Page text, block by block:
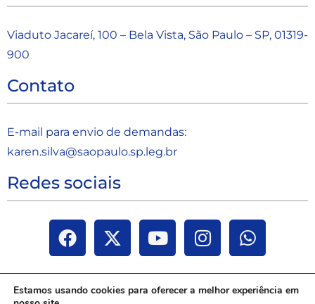
Viaduto Jacareí, 100 – Bela Vista, São Paulo – SP, 01319-
900
Contato
E-mail para envio de demandas:
karen.silva@saopaulo.sp.leg.br
Redes sociais
Estamos usando cookies para oferecer a melhor experiência em